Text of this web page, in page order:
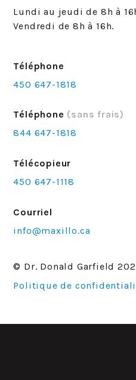
Lundi au jeudi de 8h à
Vendredi de 8h à 16h.
Téléphone
450 647-1818
Téléphone (sans frais)
844 647-1818
Télécopieur
450 647-1118
Courriel
info@maxillo.ca
© Dr. Donald Garfield
Politique de